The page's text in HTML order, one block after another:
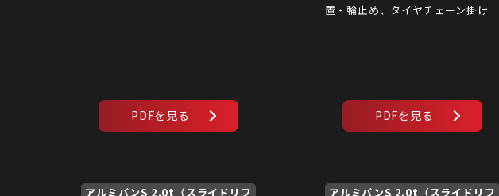
置・輪止め、タイヤチェーン掛け
アルミバンS 2.0t（スライドリフ
アルミバンS 2.0t（スライドリフ